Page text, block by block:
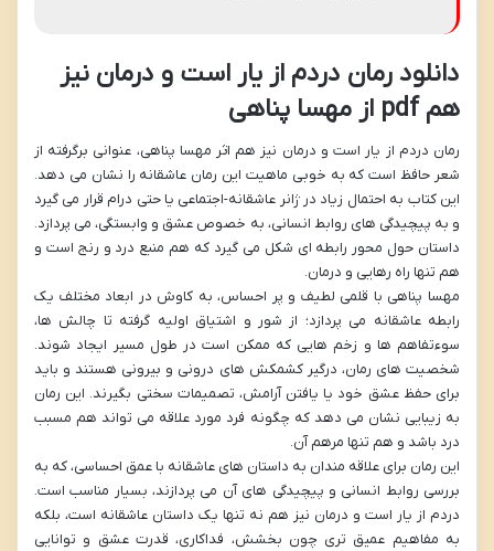
دانلود رمان دردم از یار است و درمان نیز
هم pdf از مهسا پناهی
رمان دردم از یار است و درمان نیز هم اثر مهسا پناهی، عنوانی برگرفته از
شعر حافظ است که به خوبی ماهیت این رمان عاشقانه را نشان می دهد.
این کتاب به احتمال زیاد در ژانر عاشقانه-اجتماعی یا حتی درام قرار می گیرد
و به پیچیدگی های روابط انسانی، به خصوص عشق و وابستگی، می پردازد.
داستان حول محور رابطه ای شکل می گیرد که هم منبع درد و رنج است و
هم تنها راه رهایی و درمان.
مهسا پناهی با قلمی لطیف و پر احساس، به کاوش در ابعاد مختلف یک
رابطه عاشقانه می پردازد؛ از شور و اشتیاق اولیه گرفته تا چالش ها،
سوءتفاهم ها و زخم هایی که ممکن است در طول مسیر ایجاد شوند.
شخصیت های رمان، درگیر کشمکش های درونی و بیرونی هستند و باید
برای حفظ عشق خود یا یافتن آرامش، تصمیمات سختی بگیرند. این رمان
به زیبایی نشان می دهد که چگونه فرد مورد علاقه می تواند هم مسبب
درد باشد و هم تنها مرهم آن.
این رمان برای علاقه مندان به داستان های عاشقانه با عمق احساسی، که به
بررسی روابط انسانی و پیچیدگی های آن می پردازند، بسیار مناسب است.
دردم از یار است و درمان نیز هم نه تنها یک داستان عاشقانه است، بلکه
به مفاهیم عمیق تری چون بخشش، فداکاری، قدرت عشق و توانایی